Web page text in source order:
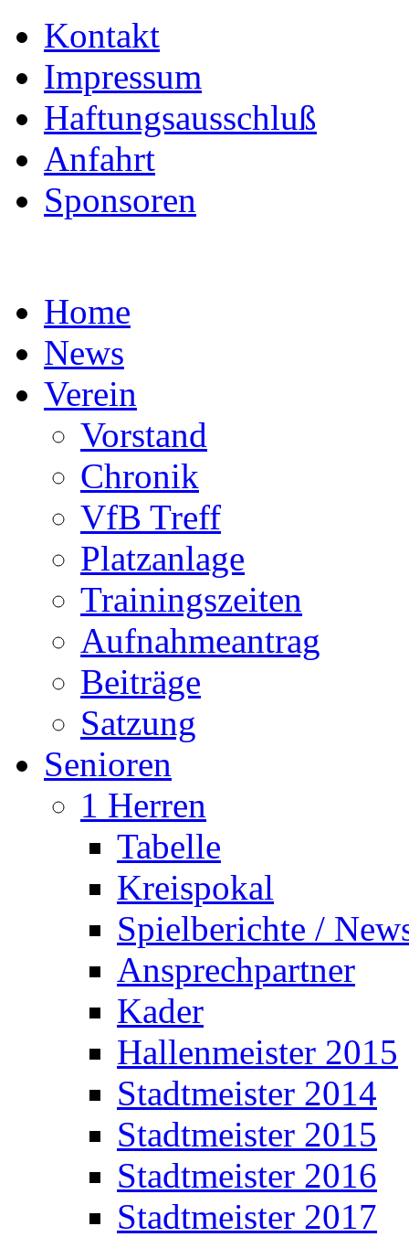
Kontakt
Impressum
Haftungsausschluß
Anfahrt
Sponsoren
Home
News
Verein
Vorstand
Chronik
VfB Treff
Platzanlage
Trainingszeiten
Aufnahmeantrag
Beiträge
Satzung
Senioren
1 Herren
Tabelle
Kreispokal
Spielberichte /
Ansprechpartner
Kader
Hallenmeister 2015
Stadtmeister 2014
Stadtmeister 2015
Stadtmeister 2016
Stadtmeister 2017